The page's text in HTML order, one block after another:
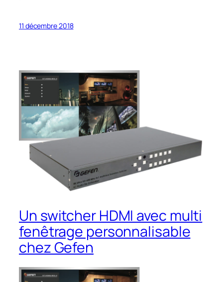
11 décembre 2018
Un switcher HDMI avec multi
fenêtrage personnalisable
chez Gefen